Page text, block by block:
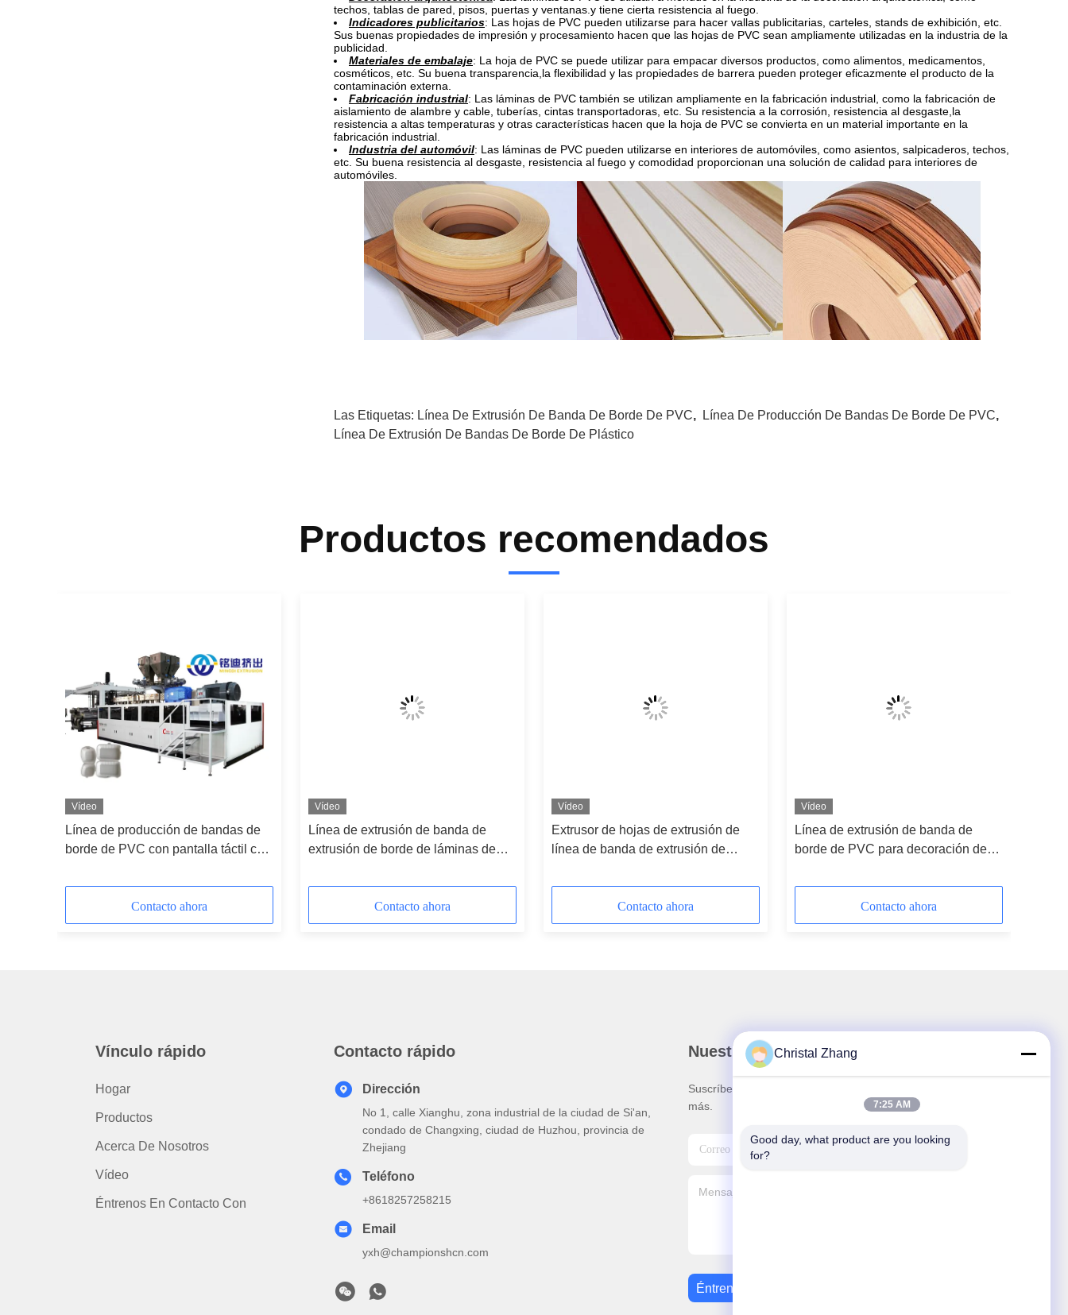
techos, tablas de pared, pisos, puertas y ventanas.y tiene cierta resistencia al fuego.
Indicadores publicitarios: Las hojas de PVC pueden utilizarse para hacer vallas publicitarias, carteles, stands de exhibición, etc.
Sus buenas propiedades de impresión y procesamiento hacen que las hojas de PVC sean ampliamente utilizadas en la industria de la
publicidad.
Materiales de embalaje: La hoja de PVC se puede utilizar para empacar diversos productos, como alimentos, medicamentos,
cosméticos, etc. Su buena transparencia,la flexibilidad y las propiedades de barrera pueden proteger eficazmente el producto de la
contaminación externa.
Fabricación industrial: Las láminas de PVC también se utilizan ampliamente en la fabricación industrial, como la fabricación de
aislamiento de alambre y cable, tuberías, cintas transportadoras, etc. Su resistencia a la corrosión, resistencia al desgaste,la
resistencia a altas temperaturas y otras características hacen que la hoja de PVC se convierta en un material importante en la
fabricación industrial.
Industria del automóvil: Las láminas de PVC pueden utilizarse en interiores de automóviles, como asientos, salpicaderos, techos,
etc. Su buena resistencia al desgaste, resistencia al fuego y comodidad proporcionan una solución de calidad para interiores de
automóviles.
Las Etiquetas: Línea De Extrusión De Banda De Borde De PVC, Línea De Producción De Bandas De Borde De PVC,
Línea De Extrusión De Bandas De Borde De Plástico
Productos recomendados
Vídeo
Línea de producción de bandas de
borde de PVC con pantalla táctil con
Contacto ahora
Vídeo
Línea de extrusión de banda de
extrusión de borde de láminas de
tornillo doble
Contacto ahora
Vídeo
Extrusor de hojas de extrusión de
línea de banda de extrusión de
Contacto ahora
Vídeo
Línea de extrusión de banda de
borde de PVC para decoración de
fábrica
Contacto ahora
Vínculo rápido
Hogar
Productos
Acerca De Nosotros
Vídeo
Éntrenos En Contacto Con
Contacto rápido
Dirección
No 1, calle Xianghu, zona industrial de la ciudad de Si'an,
condado de Changxing, ciudad de Huzhou, provincia de
Zhejiang
Teléfono
+8618257258215
Email
yxh@championshcn.com
Nuestro boletín
Suscríbete a nuestro boletín para obtener descuentos y
más.
Éntrenos En Contacto Con
Christal Zhang
7:25 AM
Good day, what product are you looking
for?